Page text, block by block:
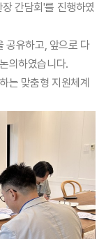
간담회'를 진행하였
공유하고, 앞으로 다
의하였습니다.
는 맞춤형 지원체계